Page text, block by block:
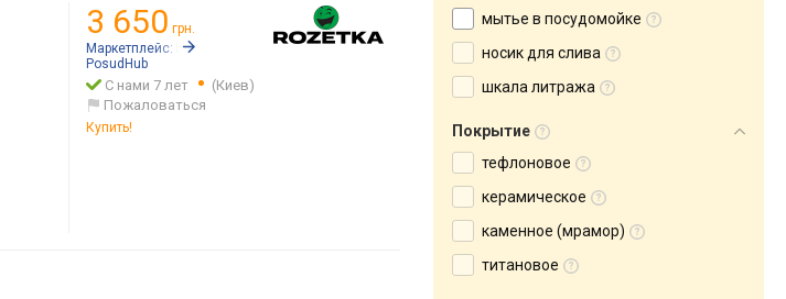
3 650 грн.
Маркетплейс:
Rozetka.ua
PosudHub
С нами 7 лет
(Киев)
Пожаловаться
Купить!
мытье в посудомойке
носик для слива
шкала литража
Покрытие
тефлоновое
керамическое
каменное (мрамор)
титановое